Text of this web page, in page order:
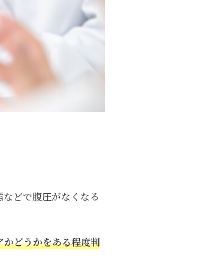
どで腹圧がなくなる
どうかをある程度判